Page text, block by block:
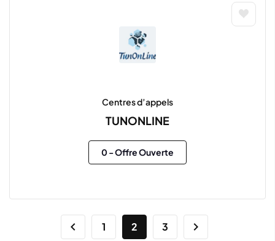
Centres d’appels
TUNONLINE
0- Offre Ouverte
1 2 3